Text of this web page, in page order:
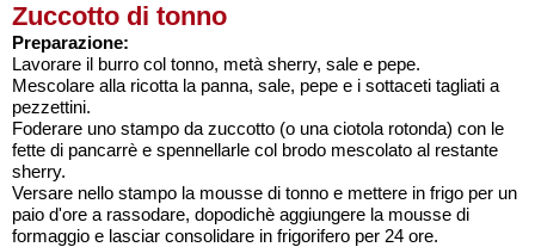
Zuccotto di tonno
Preparazione:
Lavorare il burro col tonno, metà sherry, sale e pepe.
Mescolare alla ricotta la panna, sale, pepe e i sottaceti tagliati a
pezzettini.
Foderare uno stampo da zuccotto (o una ciotola rotonda) con le
fette di pancarrè e spennellarle col brodo mescolato al restante
sherry.
Versare nello stampo la mousse di tonno e mettere in frigo per un
paio d'ore a rassodare, dopodichè aggiungere la mousse di
formaggio e lasciar consolidare in frigorifero per 24 ore.